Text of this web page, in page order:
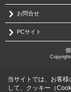
お問合せ
PCサイト
当サイトでは、お客
して、クッキー（